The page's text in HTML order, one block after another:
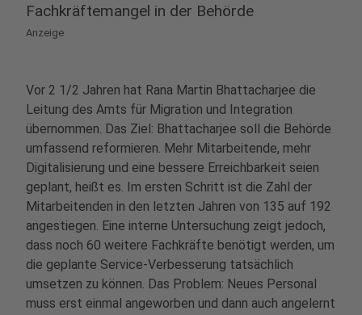
Fachkräftemangel in der Behörde
Anzeige
Vor 2 1/2 Jahren hat Rana Martin Bhattacharjee die
Leitung des Amts für Migration und Integration
übernommen. Das Ziel: Bhattacharjee soll die Behörde
umfassend reformieren. Mehr Mitarbeitende, mehr
Digitalisierung und eine bessere Erreichbarkeit seien
geplant, heißt es. Im ersten Schritt ist die Zahl der
Mitarbeitenden in den letzten Jahren von 135 auf 192
angestiegen. Eine interne Untersuchung zeigt jedoch,
dass noch 60 weitere Fachkräfte benötigt werden, um
die geplante Service-Verbesserung tatsächlich
umsetzen zu können. Das Problem: Neues Personal
muss erst einmal angeworben und dann auch angelernt